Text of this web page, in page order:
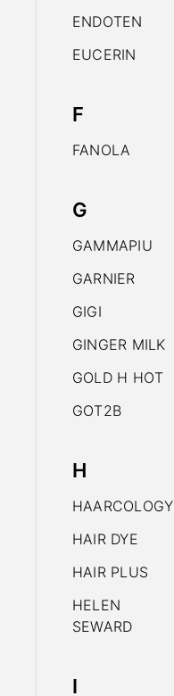
ENDOTEN
EUCERIN
F
FANOLA
G
GAMMAPIU
GARNIER
GIGI
GINGER MILK
GOLD H HOT
GOT2B
H
HAARCOLOGY
HAIR DYE
HAIR PLUS
HELEN
SEWARD
I